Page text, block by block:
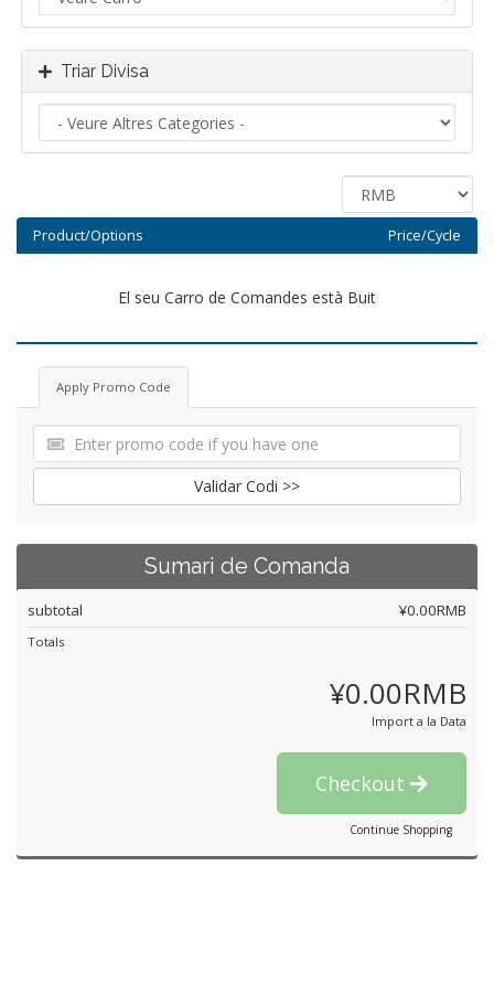
Triar Divisa
Product/Options Price/Cycle
El seu Carro de Comandes està Buit
Apply Promo Code
Validar Codi >>
Sumari de Comanda
subtotal ¥0.00RMB
Totals
¥0.00RMB
Import a la Data
Checkout
Continue Shopping